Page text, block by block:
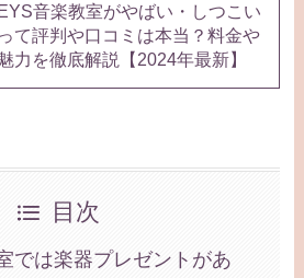
EYS音楽教室がやばい・しつこい
って評判や口コミは本当？料金や
力を徹底解説【2024年最新】
目次
では楽器プレゼントがあ